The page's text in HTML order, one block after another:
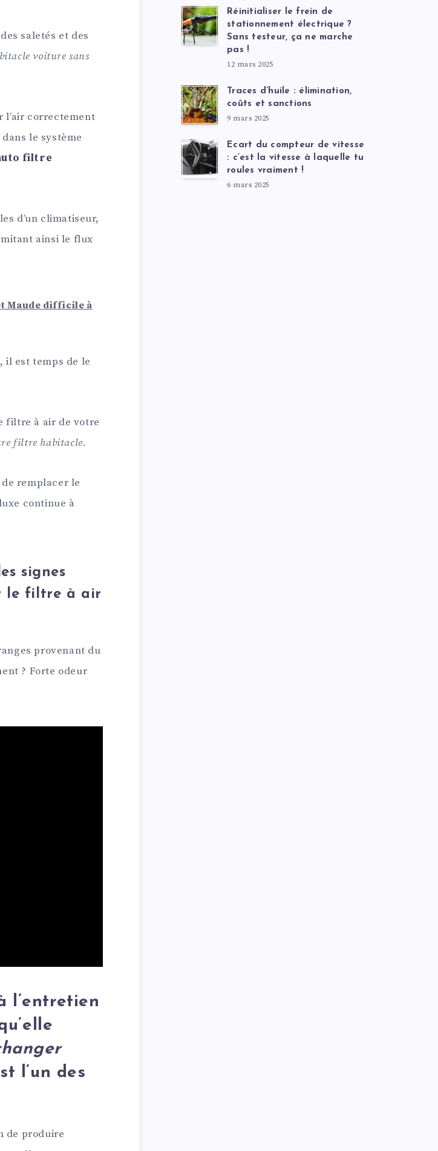
saletés et des
voiture sans
correctement
le système
filtre
d’un climatiseur,
ainsi le flux
Maude difficile à
il est temps de le
filtre à air de votre
filtre habitacle.
remplacer le
continue à
signes
le filtre à air
provenant du
? Forte odeur
l’entretien
l’un des
de produire
Réinitialiser le frein de
stationnement électrique ?
Sans testeur, ça ne marche
pas !
12 mars 2025
Traces d’huile : élimination,
coûts et sanctions
9 mars 2025
Ecart du compteur de vitesse
: c’est la vitesse à laquelle tu
roules vraiment !
6 mars 2025